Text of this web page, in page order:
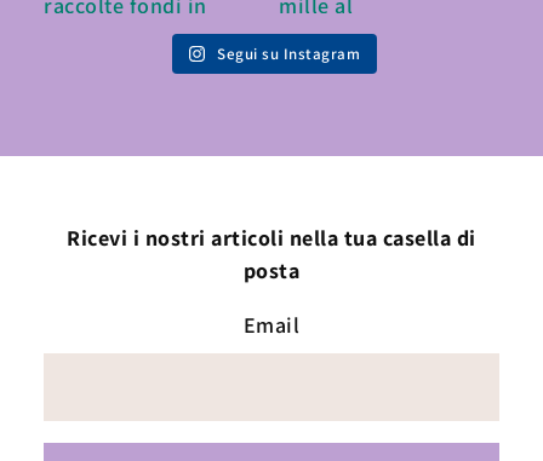
Segui su Instagram
Ricevi i nostri articoli nella tua casella di
posta
Email